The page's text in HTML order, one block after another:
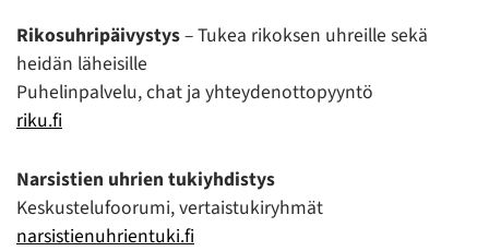
Rikosuhripäivystys– Tukea rikoksen uhreille sekä
heidän läheisille
Puhelinpalvelu, chat ja yhteydenottopyyntö
riku.fi
Narsistien uhrien tukiyhdistys
Keskustelufoorumi, vertaistukiryhmät
narsistienuhrientuki.fi